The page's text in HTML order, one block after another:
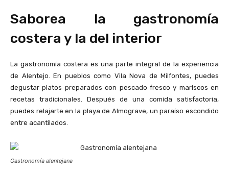
Saborea la gastronomía
costera y la del interior
La gastronomía costera es una parte integral de la experiencia
de Alentejo. En pueblos como Vila Nova de Milfontes, puedes
degustar platos preparados con pescado fresco y mariscos en
recetas tradicionales. Después de una comida satisfactoria,
puedes relajarte en la playa de Almograve, un paraíso escondido
entre acantilados.
Gastronomía alentejana